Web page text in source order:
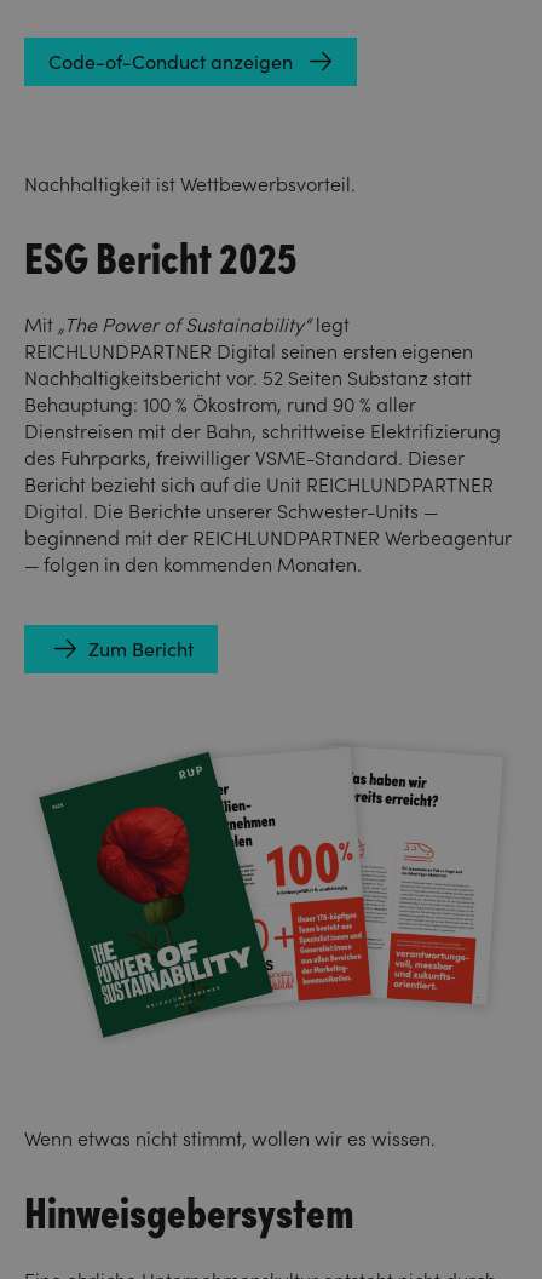
Code-of-Conduct anzeigen
Nachhaltigkeit ist Wettbewerbsvorteil.
ESG Bericht 2025
Mit „The Power of Sustainability“legt
REICHLUNDPARTNER Digital seinen ersten eigenen
Nachhaltigkeitsbericht vor. 52 Seiten Substanz statt
Behauptung: 100 % Ökostrom, rund 90 % aller
Dienstreisen mit der Bahn, schrittweise Elektrifizierung
des Fuhrparks, freiwilliger VSME-Standard. Dieser
Bericht bezieht sich auf die Unit REICHLUNDPARTNER
Digital. Die Berichte unserer Schwester-Units —
beginnend mit der REICHLUNDPARTNER Werbeagentur
— folgen in den kommenden Monaten.
Zum Bericht
Wenn etwas nicht stimmt, wollen wir es wissen.
Hinweisgebersystem